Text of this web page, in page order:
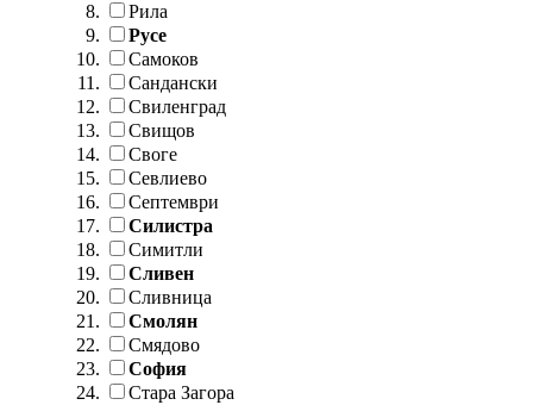
Рила
Русе
Самоков
Сандански
Свиленград
Свищов
Своге
Севлиево
Септември
Силистра
Симитли
Сливен
Сливница
Смолян
Смядово
София
Стара Загора